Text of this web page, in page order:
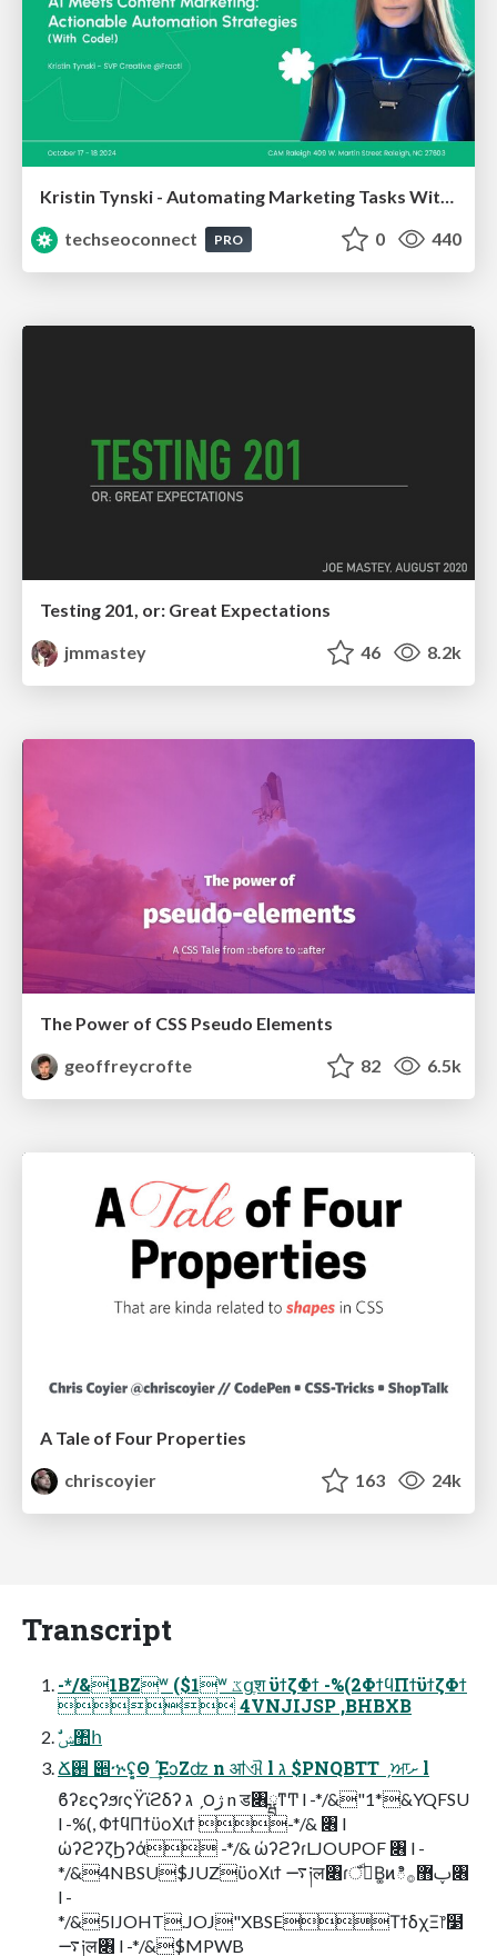
techseoconnect
PRO 0 440
Testing 201, or: Great Expectations
jmmastey
46 8.2k
The Power of CSS Pseudo Elements
geoffreycrofte
82 6.5k
A Tale of Four Properties
chriscoyier
163 24k
Transcript
-*/&1BZʷ ($1ʷ ػցֶश ϋϯζΦϯ -%(2ΦϯϥΠϯϋϯζΦϯ
 4VNJIJSP ,BHBXB
ࣗݾ঺հ
Ճ઒ ੅ኍʢ͔͕Θ ͢ΈͻΖʣ n ॴଐ l ג $PNQBTT ˏਆށ l
ϐʔεϛʔϧɾςΫϊϩδʔ ג ˏ౦ژ n ड৆ྺͳͲ l -*/&"1*&YQFSU
l -%(, ΦϯϥΠϯϋοΧιϯ -*/& ৆ l
ώʔϩʔζϦʔά -*/& ώʔϩʔɾLJOUPOF ৆ l -
*/&4NBSU$JUZϋοΧιϯ ࠷༏ल৆ɾঁࢠͩΒ͚ͷిࢠ޻࡞৆
l -
*/&5IJOHT.JOJ"XBSEΤϯδχΞ෦໳
࠷༏ल৆ l -*/&$MPWB